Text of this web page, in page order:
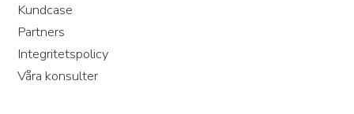
Kundcase
Partners
Integritetspolicy
Våra konsulter